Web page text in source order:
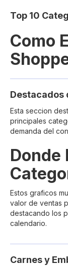
Top 10
Como
Destacados
Esta seccion
principales
demanda del
Donde
Estos graficos
valor de ventas
destacando los
calendario.
Carnes y